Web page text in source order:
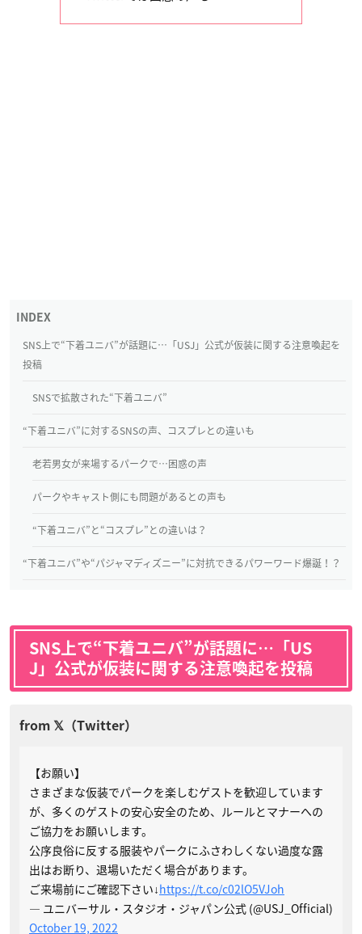
SNS上で“下着ユニバ”が話題に…「USJ」公式が仮装に関する注意喚起を
投稿
SNSで拡散された“下着ユニバ”
“下着ユニバ”に対するSNSの声、コスプレとの違いも
老若男女が来場するパークで…困惑の声
パークやキャスト側にも問題があるとの声も
“下着ユニバ”と“コスプレ”との違いは？
“下着ユニバ”や“パジャマディズニー”に対抗できるパワーワード爆誕！？
SNS上で“下着ユニバ”が話題に…「US
J」公式が仮装に関する注意喚起を投稿
【お願い】
さまざまな仮装でパークを楽しむゲストを歓迎しています
が、多くのゲストの安心安全のため、ルールとマナーへの
ご協力をお願いします。
公序良俗に反する服装やパークにふさわしくない過度な露
出はお断り、退場いただく場合があります。
ご来場前にご確認下さい↓https://t.co/c02lO5VJoh
— ユニバーサル・スタジオ・ジャパン公式 (@USJ_Official)
October 19, 2022